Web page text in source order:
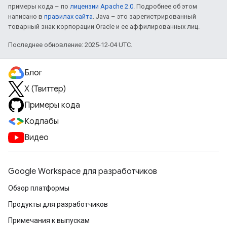
примеры кода – по лицензии Apache 2.0. Подробнее об этом
написано в правилах сайта. Java – это зарегистрированный
товарный знак корпорации Oracle и ее аффилированных лиц.
Последнее обновление: 2025-12-04 UTC.
Блог
X (Твиттер)
Примеры кода
Кодлабы
Видео
Google Workspace для разработчиков
Обзор платформы
Продукты для разработчиков
Примечания к выпускам